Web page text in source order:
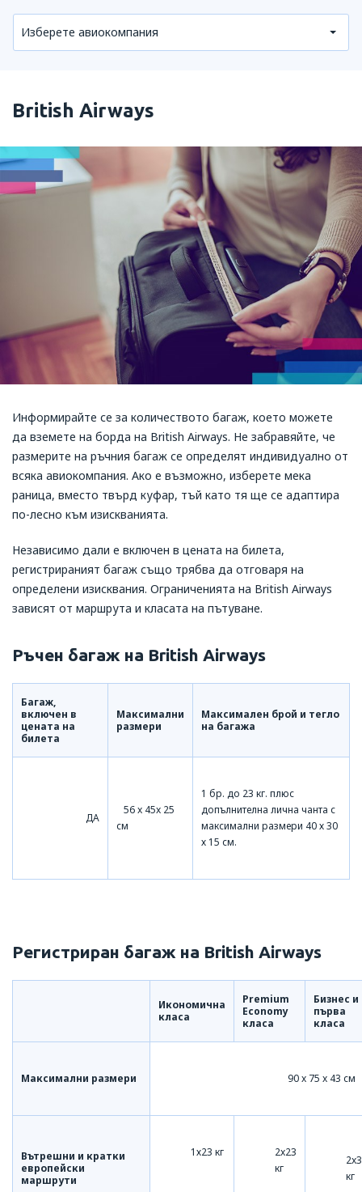
Изберете авиокомпания
British Airways
Информирайте се за количеството багаж, което можете
да вземете на борда на British Airways. Не забравяйте, че
размерите на ръчния багаж се определят индивидуално от
всяка авиокомпания. Ако е възможно, изберете мека
раница, вместо твърд куфар, тъй като тя ще се адаптира
по-лесно към изискванията.
Независимо дали е включен в цената на билета,
регистрираният багаж също трябва да отговаря на
определени изисквания. Ограниченията на British Airways
зависят от маршрута и класата на пътуване.
Ръчен багаж на British Airways
Багаж,
включен в
цената на
билета
Максимални
размери
Максимален брой и тегло
на багажа
ДА
56 x 45x 25
см
1 бр. до 23 кг. плюс
допълнителна лична чанта с
максимални размери 40 х 30
х 15 см.
Регистриран багаж на British Airways
Икономична
класа
Premium
Economy
класа
Бизнес и
първа
класа
Максимални размери 90 x 75 x 43 см
Вътрешни и кратки
европейски
маршрути
1х23 кг
2x23
кг
кг